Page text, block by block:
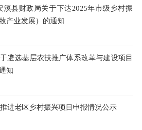
溪县财政局关于下达2025年市级乡村振
产业发展）的通知
遴选基层农技推广体系改革与建设项目
知
进老区乡村振兴项目申报情况公示